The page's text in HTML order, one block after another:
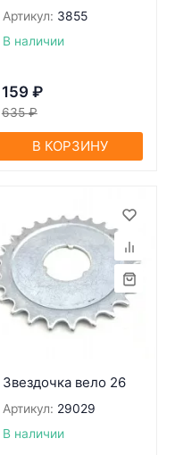
Артикул: 3855
В наличии
159 ₽
635 ₽
В КОРЗИНУ
Звездочка вело 26
Артикул: 29029
В наличии